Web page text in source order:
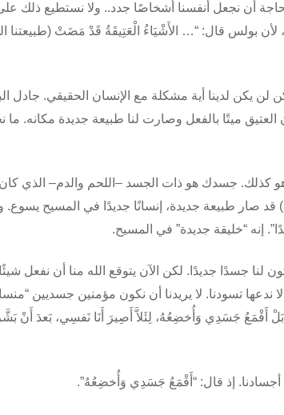
أن نجعل أنفسنا أشخاصًا جدد.. ولا نستطيع ذلك
بولس قال: “… الأَشْيَاءُ الْعَتِيقَةُ قَدْ مَضَتْ (طبيعتنا
لن يكن لدينا أية مشكلة مع الإنسان الحقيقي. جادل
العتيق ميتًا بالفعل وصارت لنا طبيعة جديدة مكانه. ما
هو كذلك. جسدك هو ذات الجسد –اللحم والدم– الذي
قد صار طبيعة جديدة، إنسانًا جديدًا في المسيح
إنه “خليقة جديدة” في المسيح.
جسدًا جديدًا. لكن الآن يتوقع الله منا أن نفعل
ندعها تسودنا. لا يريدنا أن نكون مؤمنين جسديين
أَقْمَعُ جَسَدِي وَأُخضِعُهُ، لِئَلاَّ أَصِيرَ أَنَا نَفسِي، بَعدَ أَنْ
أجسادنا. إذ قال: “أَقْمَعُ جَسَدِي وَأُخضِعُهُ”.